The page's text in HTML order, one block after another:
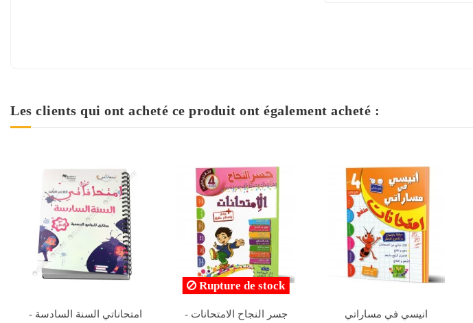
Les clients qui ont acheté ce produit ont également acheté :
انيسي في مساراتي
انيسي في مساراتي
Rupture de stock
انيسي في مساراتي